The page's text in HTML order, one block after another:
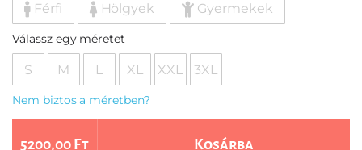
Férfi Hölgyek Gyermekek
Válassz egy méretet
S M L XL XXL 3XL
Nem biztos a méretben?
5200,00 Ft Kosárba